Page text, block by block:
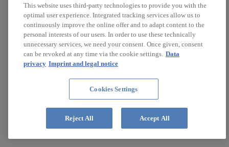
This website uses third-party technologies to provide you with the
optimal user experience. Integrated tracking services allow us to
continuously improve the online offer and to adapt content to the
personal interests of our users. In order to use these technically
unnecessary services, we need your consent. Once given, consent
can be revoked at any time via the cookie settings. Data
privacy Imprint and legal notice
Cookies Settings
Reject All Accept All